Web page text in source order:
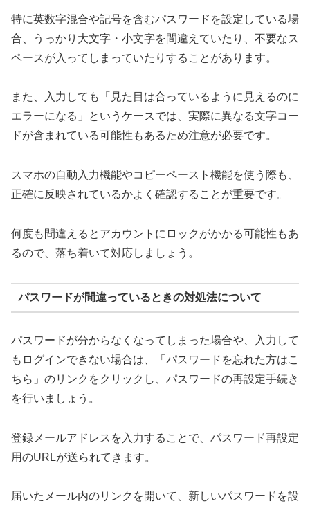
特に英数字混合や記号を含むパスワードを設定している場
合、うっかり大文字・小文字を間違えていたり、不要なス
ペースが入ってしまっていたりすることがあります。
また、入力しても「見た目は合っているように見えるのに
エラーになる」というケースでは、実際に異なる文字コー
ドが含まれている可能性もあるため注意が必要です。
スマホの自動入力機能やコピーペースト機能を使う際も、
正確に反映されているかよく確認することが重要です。
何度も間違えるとアカウントにロックがかかる可能性もあ
るので、落ち着いて対応しましょう。
パスワードが間違っているときの対処法について
パスワードが分からなくなってしまった場合や、入力して
もログインできない場合は、「パスワードを忘れた方はこ
ちら」のリンクをクリックし、パスワードの再設定手続き
を行いましょう。
登録メールアドレスを入力することで、パスワード再設定
用のURLが送られてきます。
届いたメール内のリンクを開いて、新しいパスワードを設